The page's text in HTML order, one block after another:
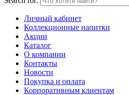
Личный кабинет
Коллекционные напитки
Акции
Каталог
О компании
Контакты
Новости
Покупка и оплата
Корпоративным клиентам